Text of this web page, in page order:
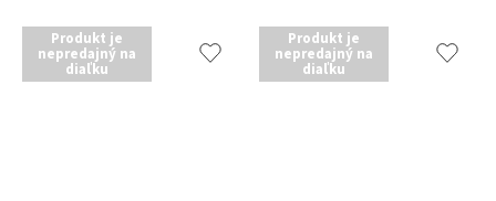
Produkt je
nepredajný na
diaľku
Produkt je
nepredajný na
diaľku